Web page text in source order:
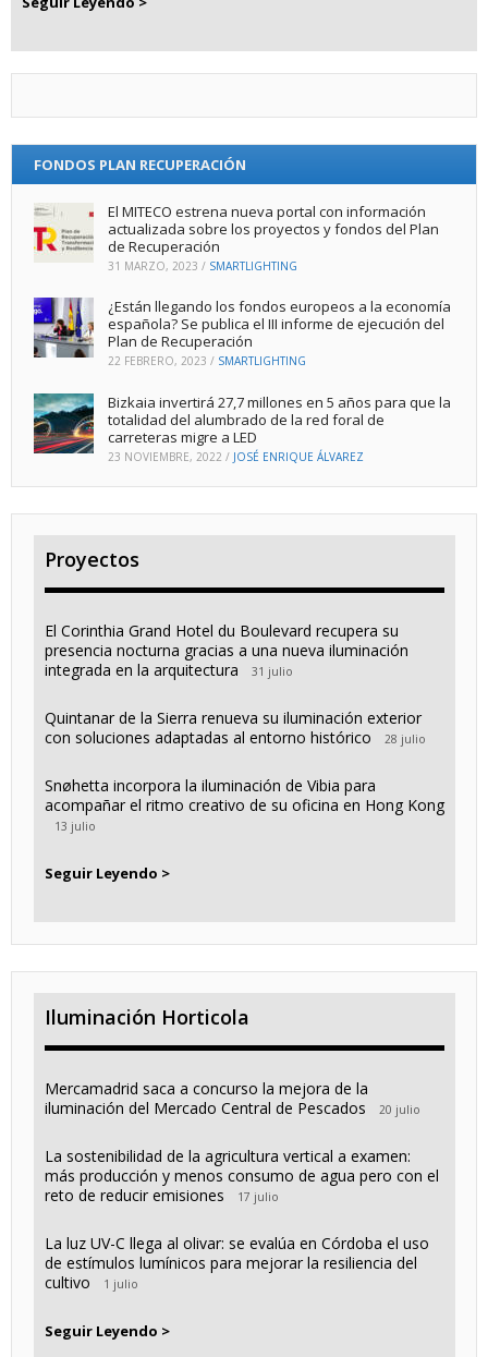
FONDOS PLAN RECUPERACIÓN
El MITECO estrena nueva portal con información
actualizada sobre los proyectos y fondos del Plan
de Recuperación
31 MARZO, 2023 / SMARTLIGHTING
¿Están llegando los fondos europeos a la economía
española? Se publica el III informe de ejecución del
Plan de Recuperación
22 FEBRERO, 2023 / SMARTLIGHTING
Bizkaia invertirá 27,7 millones en 5 años para que la
totalidad del alumbrado de la red foral de
carreteras migre a LED
23 NOVIEMBRE, 2022 / JOSÉ ENRIQUE ÁLVAREZ
Proyectos
El Corinthia Grand Hotel du Boulevard recupera su
presencia nocturna gracias a una nueva iluminación
integrada en la arquitectura
31 julio
Quintanar de la Sierra renueva su iluminación exterior
con soluciones adaptadas al entorno histórico
28 julio
Snøhetta incorpora la iluminación de Vibia para
acompañar el ritmo creativo de su oficina en Hong Kong
13 julio
Seguir Leyendo >
Iluminación Horticola
Mercamadrid saca a concurso la mejora de la
iluminación del Mercado Central de Pescados
20 julio
La sostenibilidad de la agricultura vertical a examen:
más producción y menos consumo de agua pero con el
reto de reducir emisiones
17 julio
La luz UV-C llega al olivar: se evalúa en Córdoba el uso
de estímulos lumínicos para mejorar la resiliencia del
cultivo
1 julio
Seguir Leyendo >